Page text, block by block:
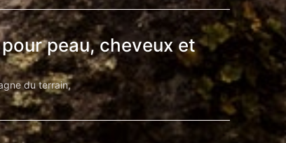
peau, cheveux et
du terrain,